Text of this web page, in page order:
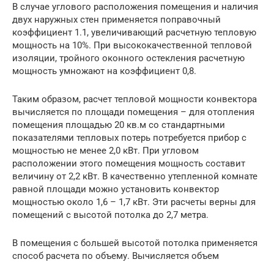
В случае углового расположения помещения и наличия
двух наружных стен применяется поправочный
коэффициент 1.1, увеличивающий расчетную тепловую
мощность на 10%. При высококачественной тепловой
изоляции, тройного оконного остекления расчетную
мощность умножают на коэффициент 0,8.
Таким образом, расчет тепловой мощности конвектора
вычисляется по площади помещения – для отопления
помещения площадью 20 кв.м со стандартными
показателями тепловых потерь потребуется прибор с
мощностью не менее 2,0 кВт. При угловом
расположении этого помещения мощность составит
величину от 2,2 кВт. В качественно утепленной комнате
равной площади можно установить конвектор
мощностью около 1,6 – 1,7 кВт. Эти расчеты верны для
помещений с высотой потолка до 2,7 метра.
В помещения с большей высотой потолка применяется
способ расчета по объему. Вычисляется объем